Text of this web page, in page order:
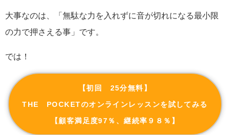
大事なのは、「無駄な力を入れずに音が切れになる最小限
の力で押さえる事」です。
では！
【初回 25分無料】
THE POCKETのオンラインレッスンを試してみる
【顧客満足度97％、継続率９８％】